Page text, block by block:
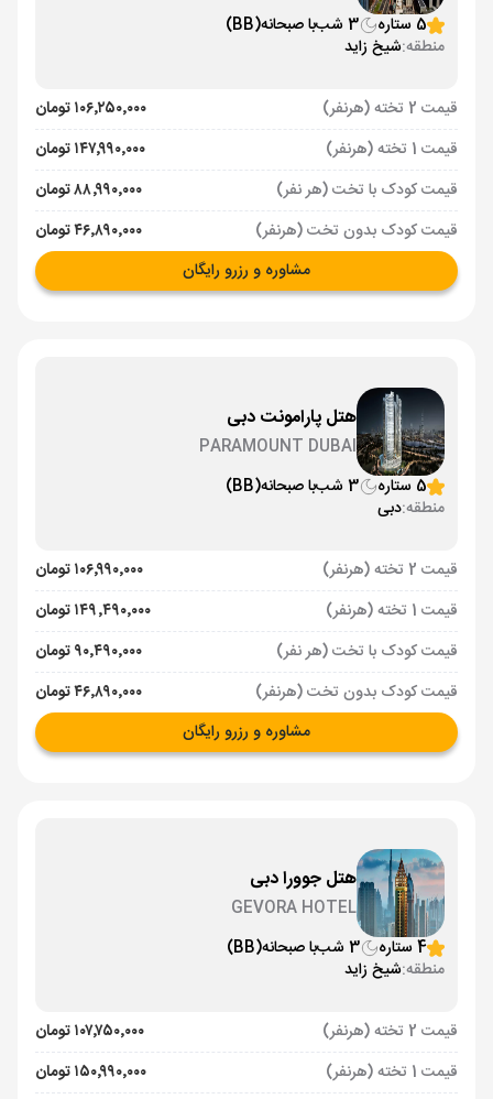
5 ستاره
3 شب با صبحانه(BB)
منطقه:شیخ زاید
قیمت 2 تخته (هرنفر)
۱۰۶٬۲۵۰٬۰۰۰ تومان
قیمت 1 تخته (هرنفر)
۱۴۷٬۹۹۰٬۰۰۰ تومان
قیمت کودک با تخت (هر نفر)
۸۸٬۹۹۰٬۰۰۰ تومان
قیمت کودک بدون تخت (هرنفر)
۴۶٬۸۹۰٬۰۰۰ تومان
مشاوره و رزرو رایگان
هتل پارامونت دبی
PARAMOUNT DUBAI
5 ستاره
3 شب با صبحانه(BB)
منطقه:دبی
قیمت 2 تخته (هرنفر)
۱۰۶٬۹۹۰٬۰۰۰ تومان
قیمت 1 تخته (هرنفر)
۱۴۹٬۴۹۰٬۰۰۰ تومان
قیمت کودک با تخت (هر نفر)
۹۰٬۴۹۰٬۰۰۰ تومان
قیمت کودک بدون تخت (هرنفر)
۴۶٬۸۹۰٬۰۰۰ تومان
مشاوره و رزرو رایگان
هتل جوورا دبی
GEVORA HOTEL
4 ستاره
3 شب با صبحانه(BB)
منطقه:شیخ زاید
قیمت 2 تخته (هرنفر)
۱۰۷٬۷۵۰٬۰۰۰ تومان
قیمت 1 تخته (هرنفر)
۱۵۰٬۹۹۰٬۰۰۰ تومان